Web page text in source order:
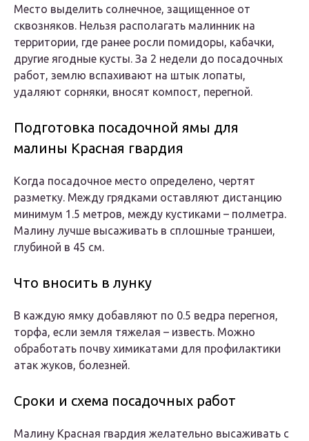
Место выделить солнечное, защищенное от
сквозняков. Нельзя располагать малинник на
территории, где ранее росли помидоры, кабачки,
другие ягодные кусты. За 2 недели до посадочных
работ, землю вспахивают на штык лопаты,
удаляют сорняки, вносят компост, перегной.
Подготовка посадочной ямы для
малины Красная гвардия
Когда посадочное место определено, чертят
разметку. Между грядками оставляют дистанцию
минимум 1.5 метров, между кустиками – полметра.
Малину лучше высаживать в сплошные траншеи,
глубиной в 45 см.
Что вносить в лунку
В каждую ямку добавляют по 0.5 ведра перегноя,
торфа, если земля тяжелая – известь. Можно
обработать почву химикатами для профилактики
атак жуков, болезней.
Сроки и схема посадочных работ
Малину Красная гвардия желательно высаживать с